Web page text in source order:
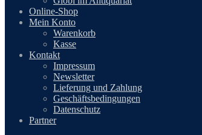
Online-Shop
Mein Konto
Warenkorb
Kasse
Kontakt
Impressum
Newsletter
Lieferung und Zahlung
Geschäftsbedingungen
Datenschutz
Partner